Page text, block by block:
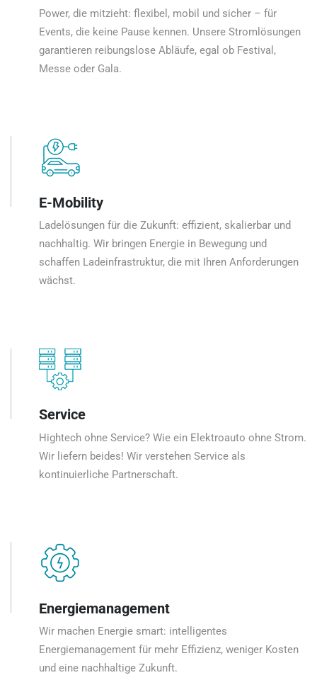
Power, die mitzieht: flexibel, mobil und sicher – für
Events, die keine Pause kennen. Unsere Stromlösungen
garantieren reibungslose Abläufe, egal ob Festival,
Messe oder Gala.
E-Mobility
Ladelösungen für die Zukunft: effizient, skalierbar und
nachhaltig. Wir bringen Energie in Bewegung und
schaffen Ladeinfrastruktur, die mit Ihren Anforderungen
wächst.
Service
Hightech ohne Service? Wie ein Elektroauto ohne Strom.
Wir liefern beides! Wir verstehen Service als
kontinuierliche Partnerschaft.
Energiemanagement
Wir machen Energie smart: intelligentes
Energiemanagement für mehr Effizienz, weniger Kosten
und eine nachhaltige Zukunft.